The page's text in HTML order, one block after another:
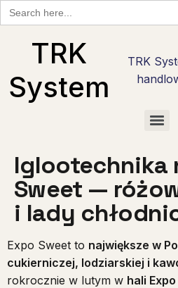
Search
for:
TRK
System
TRK
Iglootechnika
Sweet —
i lady
Expo Sweet to największe w
cukierniczej, lodziarskiej i
rokrocznie w lutym w hali